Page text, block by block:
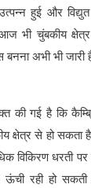
हुई और
भी चुंबकीय
बनना अभी भी
की गई है कि
क्षेत्र से हो सकता
विकिरण धरती पर
ऊंची रही हो